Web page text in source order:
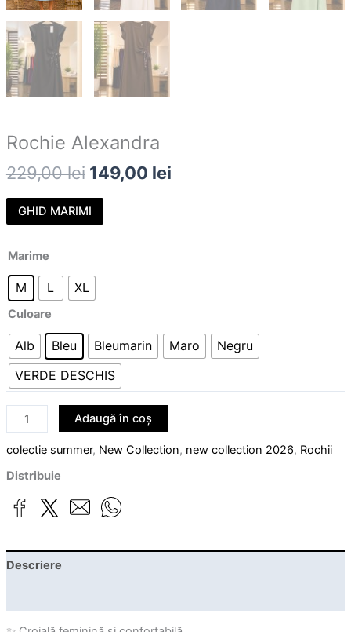
Rochie Alexandra
229,00lei 149,00 lei
GHID MARIMI
Marime
M L XL
Culoare
Alb Bleu Bleumarin Maro
Negru
VERDE DESCHIS
Adaugă în coș
colectie summer, New Collection, new collection 2026, Rochii
Distribuie
Descriere